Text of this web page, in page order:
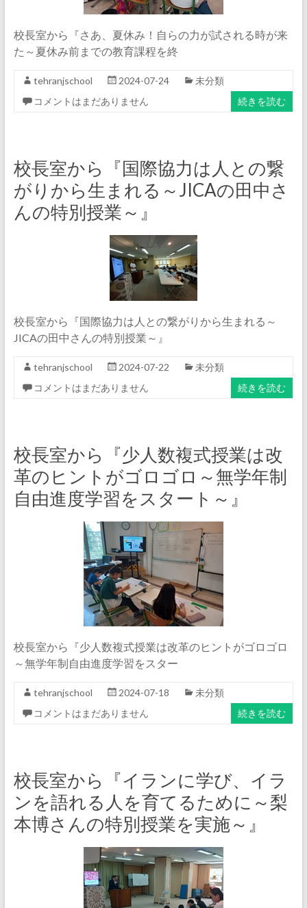
校長室から『さあ、夏休み！自らの力が試される時が来
た～夏休み前までの教育課程を終
tehranjschool 2024-07-24
未分類
コメントはまだありません
続きを読む
校長室から『国際協力は人との繋
がりから生まれる～JICAの田中さ
んの特別授業～』
校長室から『国際協力は人との繋がりから生まれる～
JICAの田中さんの特別授業～』
tehranjschool 2024-07-22
未分類
コメントはまだありません
続きを読む
校長室から『少人数複式授業は改
革のヒントがゴロゴロ～無学年制
自由進度学習をスタート～』
校長室から『少人数複式授業は改革のヒントがゴロゴロ
～無学年制自由進度学習をスター
tehranjschool 2024-07-18
未分類
コメントはまだありません
続きを読む
校長室から『イランに学び、イラ
ンを語れる人を育てるために～梨
本博さんの特別授業を実施～』